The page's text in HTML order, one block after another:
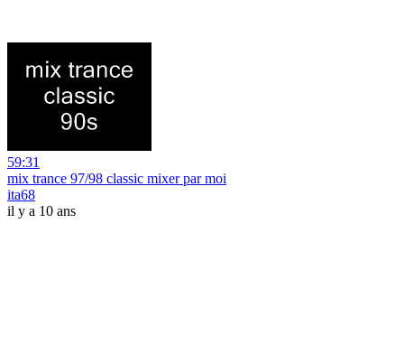
59:31
mix trance 97/98 classic mixer par moi
ita68
il y a 10 ans